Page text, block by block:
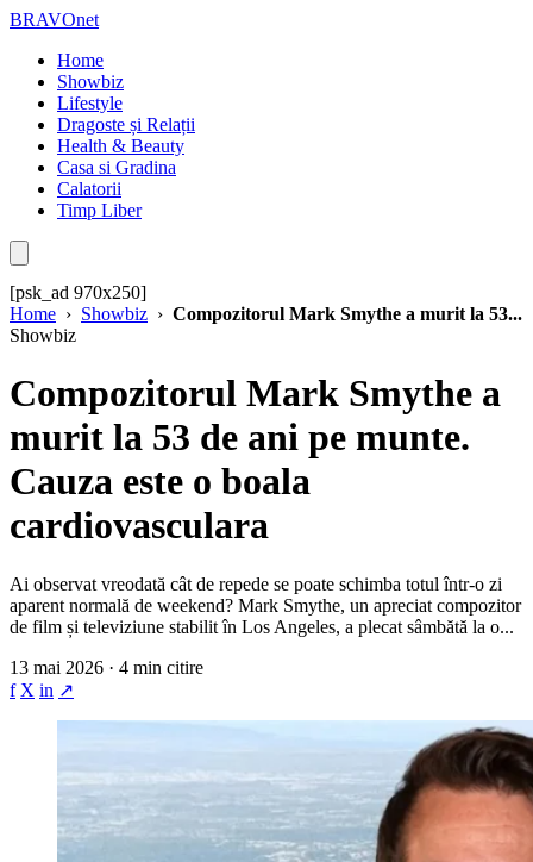
BRAVOnet
Home
Showbiz
Lifestyle
Dragoste și Relații
Health & Beauty
Casa si Gradina
Calatorii
Timp Liber
[psk_ad 970x250]
Home › Showbiz › Compozitorul Mark Smythe a murit la 53...
Showbiz
Compozitorul Mark Smythe a
murit la 53 de ani pe munte.
Cauza este o boala
cardiovasculara
Ai observat vreodată cât de repede se poate schimba totul într-o zi
aparent normală de weekend? Mark Smythe, un apreciat compozitor
de film și televiziune stabilit în Los Angeles, a plecat sâmbătă la o...
13 mai 2026 · 4 min citire
f X in ↗